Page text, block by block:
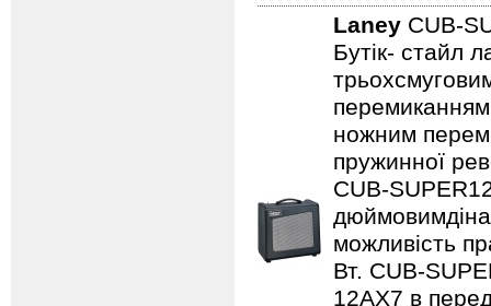
Laney CUB-
Бутік- стайл
ножним
пружинної
CUB-
можливість
Вт. CUB-
12AX7 в